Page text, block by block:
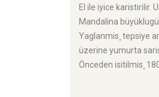
El ile iyice karistirilir.
Mandalina
Yaglanmis¸ tepsiye
üzerine yumurta
Önceden isitilmis¸